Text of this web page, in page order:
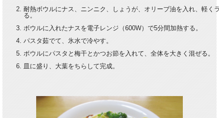
耐熱ボウルにナス、ニンニク、しょうが、オリーブ油を入れ、軽く
る。
ボウルに入れたナスを電子レンジ（600W）で5分間加熱する。
パスタ茹でて、氷水で冷やす。
ボウルにパスタと梅干とかつお節を入れて、全体を大きく混ぜる。
皿に盛り、大葉をちらして完成。